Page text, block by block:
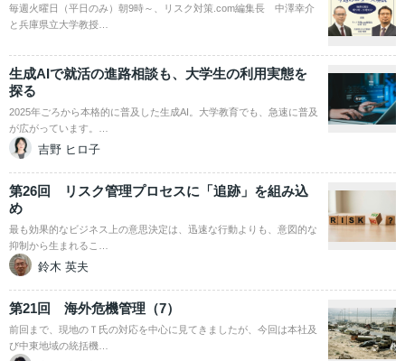
毎週火曜日（平日のみ）朝9時～、リスク対策.com編集長 中澤幸介
と兵庫県立大学教授…
生成AIで就活の進路相談も、大学生の利用実態を
探る
2025年ごろから本格的に普及した生成AI。大学教育でも、急速に普及
が広がっています。…
吉野 ヒロ子
第26回 リスク管理プロセスに「追跡」を組み込
め
最も効果的なビジネス上の意思決定は、迅速な行動よりも、意図的な
抑制から生まれるこ…
鈴木 英夫
第21回 海外危機管理（7）
前回まで、現地のＴ氏の対応を中心に見てきましたが、今回は本社及
び中東地域の統括機…